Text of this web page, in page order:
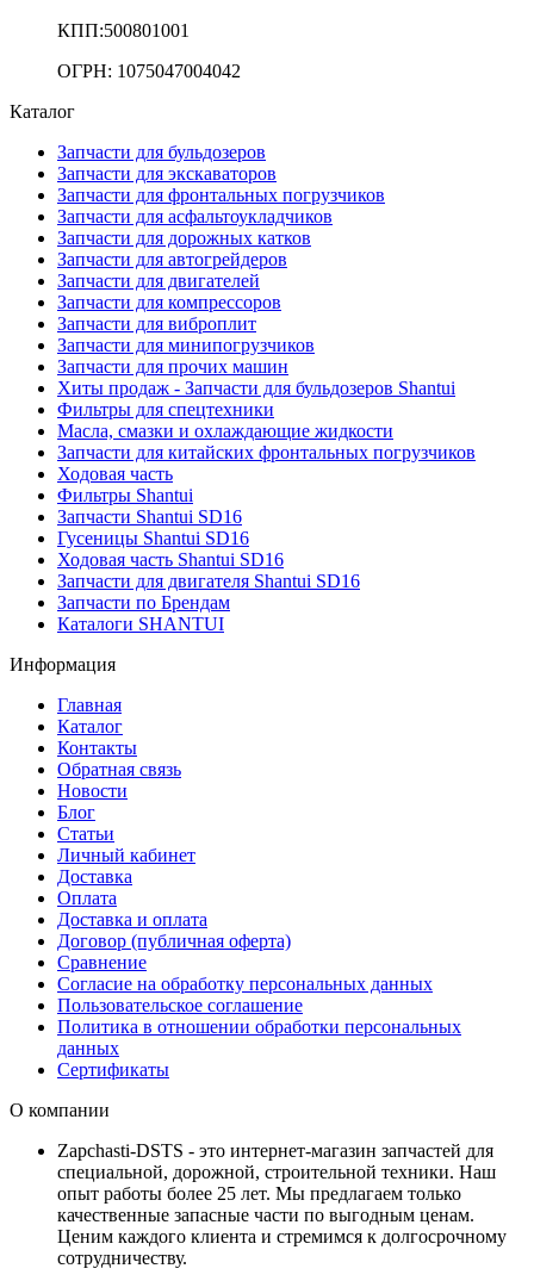
КПП:500801001
ОГРН: 1075047004042
Каталог
Запчасти для бульдозеров
Запчасти для экскаваторов
Запчасти для фронтальных погрузчиков
Запчасти для асфальтоукладчиков
Запчасти для дорожных катков
Запчасти для автогрейдеров
Запчасти для двигателей
Запчасти для компрессоров
Запчасти для виброплит
Запчасти для минипогрузчиков
Запчасти для прочих машин
Хиты продаж - Запчасти для бульдозеров Shantui
Фильтры для спецтехники
Масла, смазки и охлаждающие жидкости
Запчасти для китайских фронтальных погрузчиков
Ходовая часть
Фильтры Shantui
Запчасти Shantui SD16
Гусеницы Shantui SD16
Ходовая часть Shantui SD16
Запчасти для двигателя Shantui SD16
Запчасти по Брендам
Каталоги SHANTUI
Информация
Главная
Каталог
Контакты
Обратная связь
Новости
Блог
Статьи
Личный кабинет
Доставка
Оплата
Доставка и оплата
Договор (публичная оферта)
Сравнение
Согласие на обработку персональных данных
Пользовательское соглашение
Политика в отношении обработки персональных
данных
Сертификаты
О компании
Zapchasti-DSTS - это интернет-магазин запчастей для
специальной, дорожной, строительной техники. Наш
опыт работы более 25 лет. Мы предлагаем только
качественные запасные части по выгодным ценам.
Ценим каждого клиента и стремимся к долгосрочному
сотрудничеству.